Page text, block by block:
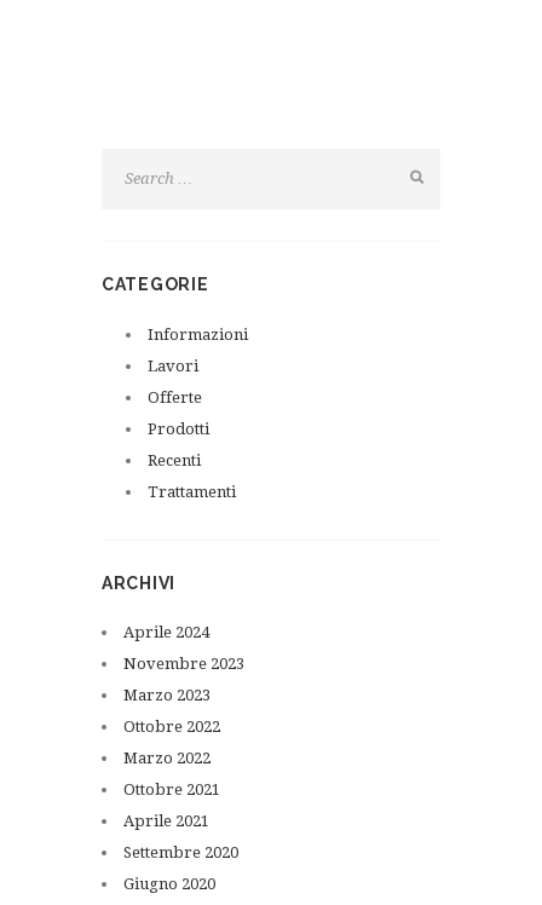
CATEGORIE
Informazioni
Lavori
Offerte
Prodotti
Recenti
Trattamenti
ARCHIVI
Aprile 2024
Novembre 2023
Marzo 2023
Ottobre 2022
Marzo 2022
Ottobre 2021
Aprile 2021
Settembre 2020
Giugno 2020